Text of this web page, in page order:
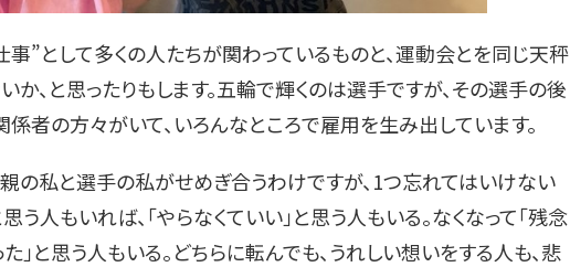
事”として多くの人たちが関わっているものと、運動会とを同じ天秤
、と思ったりもします。五輪で輝くのは選手ですが、その選手の後
係者の方々がいて、いろんなところで雇用を生み出しています。
の私と選手の私がせめぎ合うわけですが、1つ忘れてはいけない
う人もいれば、「やらなくていい」と思う人もいる。なくなって「残念
」と思う人もいる。どちらに転んでも、うれしい想いをする人も、悲